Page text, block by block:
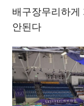
배구장무리하게
안된다